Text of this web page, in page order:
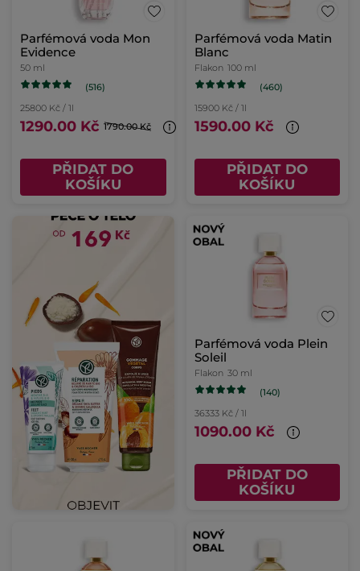
Parfémová voda Mon
Evidence
50 ml
(516)
25800 Kč / 1l
1290.00 Kč 1790.00 Kč
PŘIDAT DO
KOŠÍKU
Parfémová voda Matin
Blanc
Flakon 100 ml
(460)
15900 Kč / 1l
1590.00 Kč
PŘIDAT DO
KOŠÍKU
Parfémová voda Plein
Soleil
Flakon 30 ml
(140)
36333 Kč / 1l
1090.00 Kč
PŘIDAT DO
KOŠÍKU